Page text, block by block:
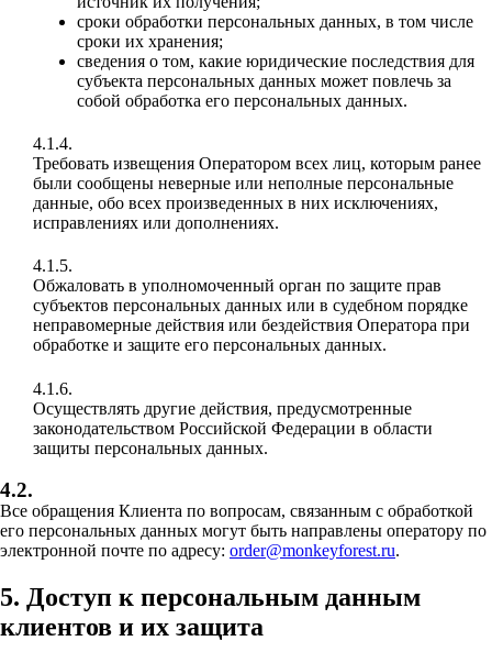
сроки обработки персональных данных, в том числе
сроки их хранения;
сведения о том, какие юридические последствия для
субъекта персональных данных может повлечь за
собой обработка его персональных данных.
4.1.4.
Требовать извещения Оператором всех лиц, которым ранее
были сообщены неверные или неполные персональные
данные, обо всех произведенных в них исключениях,
исправлениях или дополнениях.
4.1.5.
Обжаловать в уполномоченный орган по защите прав
субъектов персональных данных или в судебном порядке
неправомерные действия или бездействия Оператора при
обработке и защите его персональных данных.
4.1.6.
Осуществлять другие действия, предусмотренные
законодательством Российской Федерации в области
защиты персональных данных.
4.2.
Все обращения Клиента по вопросам, связанным с обработкой
его персональных данных могут быть направлены оператору по
электронной почте по адресу: order@monkeyforest.ru.
5. Доступ к персональным данным
клиентов и их защита